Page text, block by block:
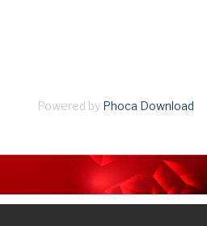
Powered by Phoca Download